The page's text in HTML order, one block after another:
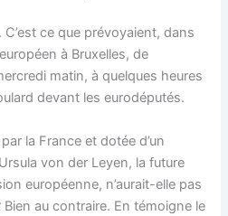
C’est ce que prévoyaient, dans
à Bruxelles, de
matin, à quelques heures
devant les eurodéputés.
la France et dotée d’un
von der Leyen, la future
européenne, n’aurait-elle pas
au contraire. En témoigne le